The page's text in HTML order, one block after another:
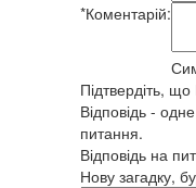
*Коментарій:
Підтвердіть,
Відповідь -
питання.
Відповідь на
Нову загадку,